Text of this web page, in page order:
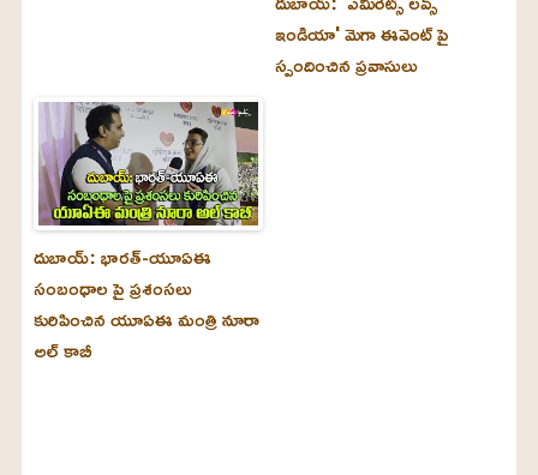
ఇండియా' మెగా ఈవెంట్ పై
స్పందించిన ప్రవాసులు
దుబాయ్‌: భారత్-యూఏఈ
సంబంధాల పై ప్రశంసలు
కురిపించిన యూఏఈ మంత్రి నూరా
అల్‌ కాబీ